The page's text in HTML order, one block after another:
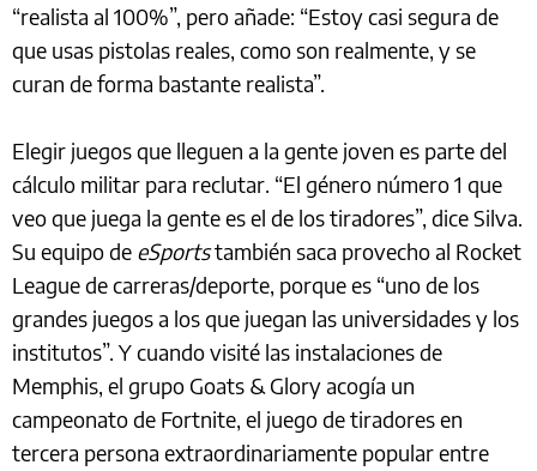
“realista al 100%”, pero añade: “Estoy casi segura de
que usas pistolas reales, como son realmente, y se
curan de forma bastante realista”.
Elegir juegos que lleguen a la gente joven es parte del
cálculo militar para reclutar. “El género número 1 que
veo que juega la gente es el de los tiradores”, dice Silva.
Su equipo de eSportstambién saca provecho al Rocket
League de carreras/deporte, porque es “uno de los
grandes juegos a los que juegan las universidades y los
institutos”. Y cuando visité las instalaciones de
Memphis, el grupo Goats & Glory acogía un
campeonato de Fortnite, el juego de tiradores en
tercera persona extraordinariamente popular entre